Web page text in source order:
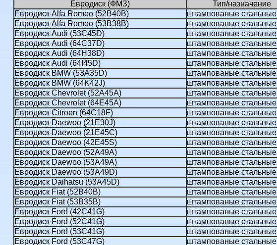
Евродиск (ФМЗ)
Тип/назначение
Евродиск Alfa Romeo (52B40B)
штампованые стальные
Евродиск Alfa Romeo (53В38В)
штампованые стальные
Евродиск Audi (53C45D)
штампованые стальные
Евродиск Audi (64C37D)
штампованые стальные
Евродиск Audi (64H38D)
штампованые стальные
Евродиск Audi (64I45D)
штампованые стальные
Евродиск BMW (53A35D)
штампованые стальные
Евродиск BMW (64K42J)
штампованые стальные
Евродиск Chevrolet (52A45A)
штампованые стальные
Евродиск Chevrolet (64E45A)
штампованые стальные
Евродиск Citroen (64C18F)
штампованые стальные
Евродиск Daewoo (21E30J)
штампованые стальные
Евродиск Daewoo (21E45C)
штампованые стальные
Евродиск Daewoo (42E45S)
штампованые стальные
Евродиск Daewoo (52A49A)
штампованые стальные
Евродиск Daewoo (53A49A)
штампованые стальные
Евродиск Daewoo (53A49D)
штампованые стальные
Евродиск Daihatsu (53A45D)
штампованые стальные
Евродиск Fiat (52B40B)
штампованые стальные
Евродиск Fiat (53В35В)
штампованые стальные
Евродиск Ford (42C41G)
штампованые стальные
Евродиск Ford (52C41G)
штампованые стальные
Евродиск Ford (53C41G)
штампованые стальные
Евродиск Ford (53C47G)
штампованые стальные